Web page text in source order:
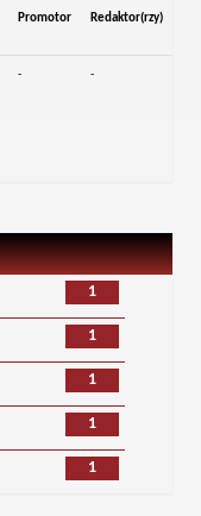
Promotor Redaktor(rzy)
- -
1
1
1
1
1